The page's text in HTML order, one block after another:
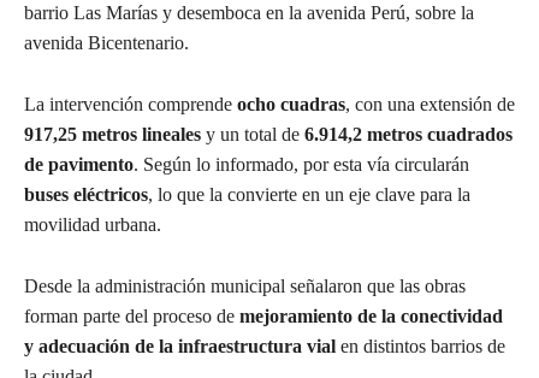
barrio Las Marías y desemboca en la avenida Perú, sobre la
avenida Bicentenario.
La intervención comprende ocho cuadras, con una extensión de
917,25 metros lineales y un total de 6.914,2 metros cuadrados
de pavimento. Según lo informado, por esta vía circularán
buses eléctricos, lo que la convierte en un eje clave para la
movilidad urbana.
Desde la administración municipal señalaron que las obras
forman parte del proceso de mejoramiento de la conectividad
y adecuación de la infraestructura vial en distintos barrios de